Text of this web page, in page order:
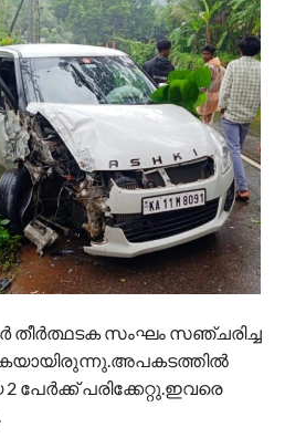
തീര്‍ത്ഥടക സംഘം സഞ്ചരിച്ച
പരിക്കേറ്റു.ഇവരെ